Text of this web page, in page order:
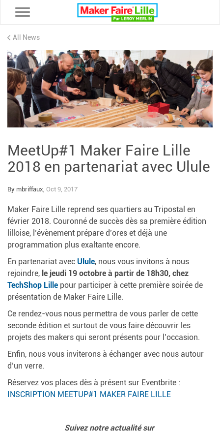
Toggle navigation
All News
MeetUp#1 Maker Faire Lille
2018 en partenariat avec Ulule
By mbriffaux, Oct 9, 2017
Maker Faire Lille reprend ses quartiers au Tripostal en
février 2018. Couronné de succès dès sa première édition
lilloise, l’évènement prépare d’ores et déjà une
programmation plus exaltante encore.
En partenariat avec Ulule, nous vous invitons à nous
rejoindre, le jeudi 19 octobre à partir de 18h30, chez
TechShop Lille pour participer à cette première soirée de
présentation de Maker Faire Lille.
Ce rendez-vous nous permettra de vous parler de cette
seconde édition et surtout de vous faire découvrir les
projets des makers qui seront présents pour l’occasion.
Enfin, nous vous inviterons à échanger avec nous autour
d’un verre.
Réservez vos places dès à présent sur Eventbrite :
INSCRIPTION MEETUP#1 MAKER FAIRE LILLE
Suiveznotre actualité sur